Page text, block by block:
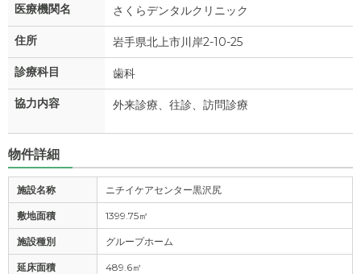
医療機関名 さくらデンタルクリニック
住所 岩手県北上市川岸2-10-25
診療科目 歯科
協力内容 外来診療、往診、訪問診療
物件詳細
施設名称 ニチイケアセンター黒沢尻
敷地面積 1399.75㎡
施設種別 グループホーム
延床面積 489.6㎡